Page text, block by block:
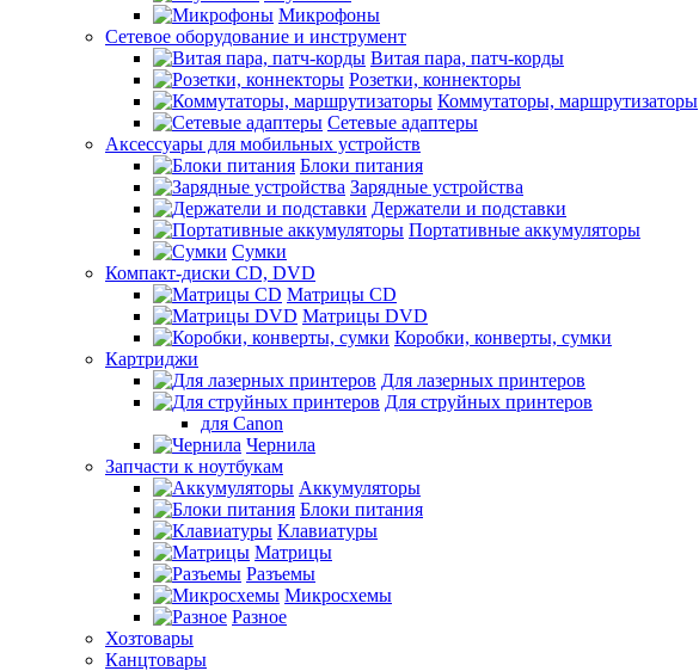
Микрофоны
Сетевое оборудование и инструмент
Витая пара, патч-корды
Розетки, коннекторы
Коммутаторы, маршрутизаторы
Сетевые адаптеры
Аксессуары для мобильных устройств
Блоки питания
Зарядные устройства
Держатели и подставки
Портативные аккумуляторы
Сумки
Компакт-диски CD, DVD
Матрицы CD
Матрицы DVD
Коробки, конверты, сумки
Картриджи
Для лазерных принтеров
Для струйных принтеров
для Canon
Чернила
Запчасти к ноутбукам
Аккумуляторы
Блоки питания
Клавиатуры
Матрицы
Разъемы
Микросхемы
Разное
Хозтовары
Канцтовары